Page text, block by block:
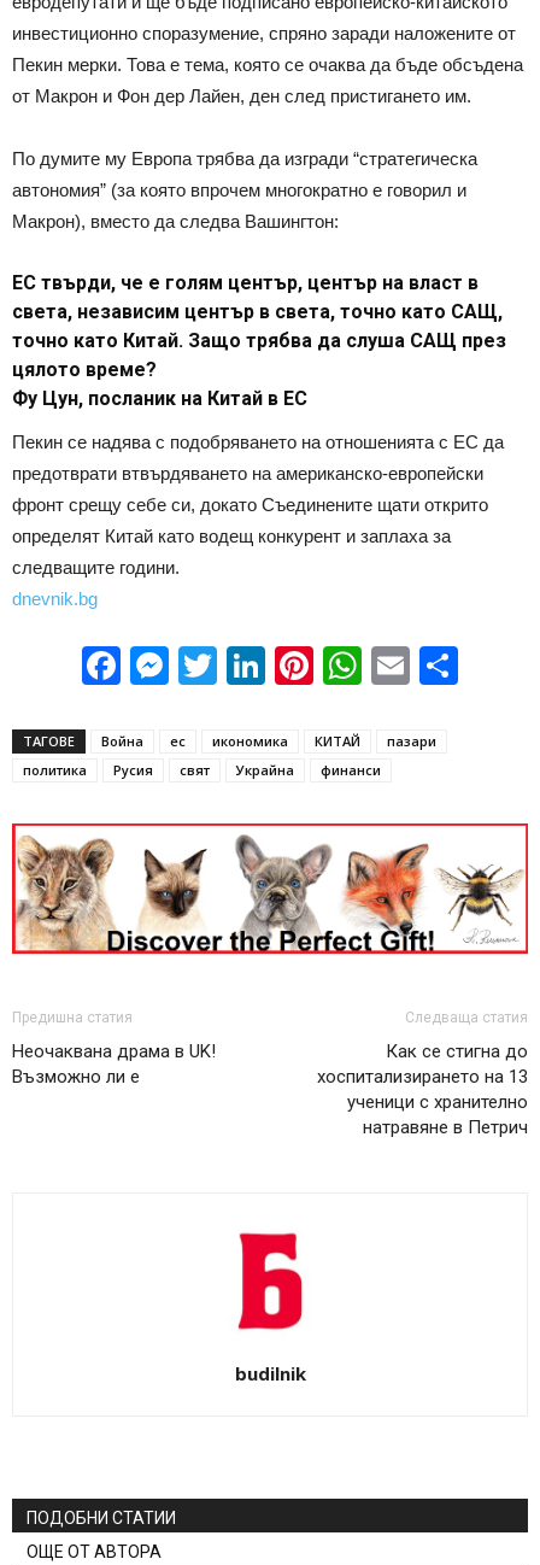
инвестиционно споразумение, спряно заради наложените от
Пекин мерки. Това е тема, която се очаква да бъде обсъдена
от Макрон и Фон дер Лайен, ден след пристигането им.
По думите му Европа трябва да изгради “стратегическа
автономия” (за която впрочем многократно е говорил и
Макрон), вместо да следва Вашингтон:
ЕС твърди, че е голям център, център на власт в
света, независим център в света, точно като САЩ,
точно като Китай. Защо трябва да слуша САЩ през
цялото време?
Фу Цун, посланик на Китай в ЕС
Пекин се надява с подобряването на отношенията с ЕС да
предотврати втвърдяването на американско-европейски
фронт срещу себе си, докато Съединените щати открито
определят Китай като водещ конкурент и заплаха за
следващите години.
dnevnik.bg
Facebook
Messenger
Twitter
LinkedIn
Pinterest
WhatsApp
Email
ТАГОВЕ Война ес икономика КИТАЙ
пазари
политика
Русия свят Украйна финанси
Предишна статия
Неочаквана драма в UK!
Възможно ли е
Следваща статия
Как се стигна до
хоспитализирането на 13
ученици с хранително
натравяне в Петрич
budilnik
ПОДОБНИ СТАТИИ
ОЩЕ ОТ АВТОРА